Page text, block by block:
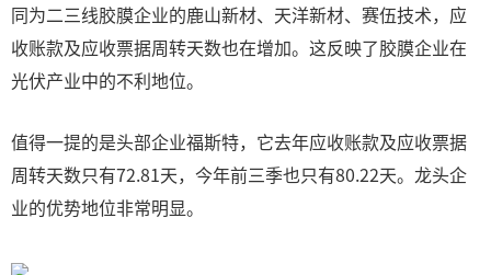
同为二三线胶膜企业的鹿山新材、天洋新材、赛伍技术，应
收账款及应收票据周转天数也在增加。这反映了胶膜企业在
光伏产业中的不利地位。
值得一提的是头部企业福斯特，它去年应收账款及应收票据
周转天数只有72.81天，今年前三季也只有80.22天。龙头企
业的优势地位非常明显。